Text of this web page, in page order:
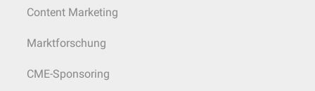
Content Marketing
Marktforschung
CME-Sponsoring